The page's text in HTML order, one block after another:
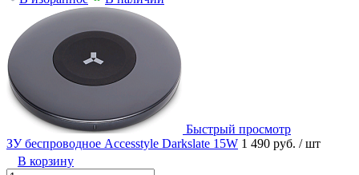
Быстрый просмотр
ЗУ беспроводное Accesstyle Darkslate 15W 1 490 руб. / шт
В корзину